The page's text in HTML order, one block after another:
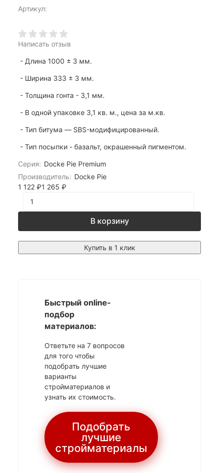
Артикул:
Написать отзыв
- Длина 1000 ± 3 мм.
- Ширина 333 ± 3 мм.
- Толщина гонта - 3,1 мм.
- В одной упаковке 3,1 кв. м., цена за м.кв.
- Тип битума — SBS-модифицированный.
- Тип посыпки - базальт, окрашенный пигментом.
Серия: Docke Pie Premium
Производитель: Docke Pie
1 122₽1 265₽
В корзину
Купить в 1 клик
Быстрый online-
подбор
материалов:
Ответьте на 7 вопросов
для того чтобы
подобрать лучшие
варианты
стройматериалов и
узнать их стоимость.
Подобрать
лучшие
стройматериалы